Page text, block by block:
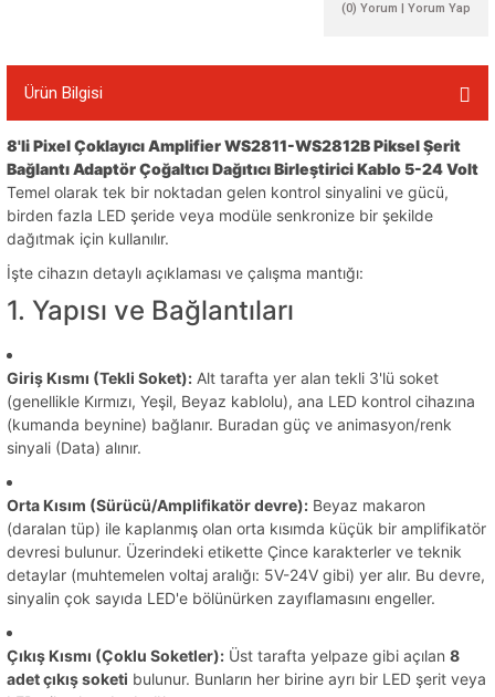
(0) Yorum | Yorum Yap
Ürün Bilgisi
8'li Pixel Çoklayıcı Amplifier WS2811-WS2812B Piksel Şerit
Bağlantı Adaptör Çoğaltıcı Dağıtıcı Birleştirici Kablo 5-24 Volt
Temel olarak tek bir noktadan gelen kontrol sinyalini ve gücü,
birden fazla LED şeride veya modüle senkronize bir şekilde
dağıtmak için kullanılır.
İşte cihazın detaylı açıklaması ve çalışma mantığı:
1. Yapısı ve Bağlantıları
Giriş Kısmı (Tekli Soket): Alt tarafta yer alan tekli 3'lü soket
(genellikle Kırmızı, Yeşil, Beyaz kablolu), ana LED kontrol cihazına
(kumanda beynine) bağlanır. Buradan güç ve animasyon/renk
sinyali (Data) alınır.
Orta Kısım (Sürücü/Amplifikatör devre): Beyaz makaron
(daralan tüp) ile kaplanmış olan orta kısımda küçük bir amplifikatör
devresi bulunur. Üzerindeki etikette Çince karakterler ve teknik
detaylar (muhtemelen voltaj aralığı: 5V-24V gibi) yer alır. Bu devre,
sinyalin çok sayıda LED'e bölünürken zayıflamasını engeller.
Çıkış Kısmı (Çoklu Soketler): Üst tarafta yelpaze gibi açılan 8
adet çıkış soketi bulunur. Bunların her birine ayrı bir LED şerit veya